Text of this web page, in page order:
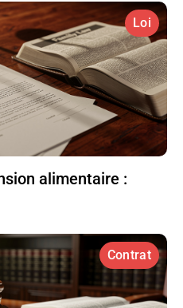
Loi
alimentaire :
Contrat